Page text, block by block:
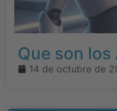
Que son los
14 de octubre de